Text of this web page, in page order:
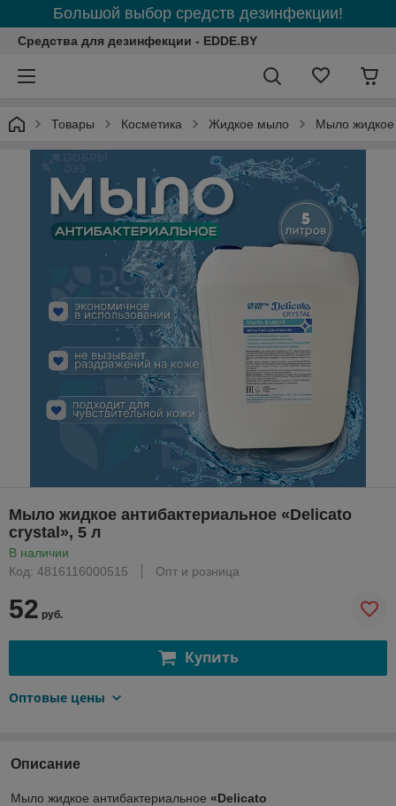
Большой выбор средств дезинфекции!
Средства для дезинфекции - EDDE.BY
Товары Косметика Жидкое мыло Мыло жидкое
Мыло жидкое антибактериальное «Delicato
crystal», 5 л
В наличии
Код: 4816116000515
Опт и розница
52 руб.
Купить
Оптовые цены
Описание
Мыло жидкое антибактериальное «Delicato